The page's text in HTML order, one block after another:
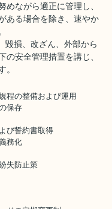
めながら適正に管理し、
ある場合を除き、速やか
損、改ざん、外部から
の安全管理措置を講じ、
。
程の整備および運用
保存
び誓約書取得
務化
失防止策